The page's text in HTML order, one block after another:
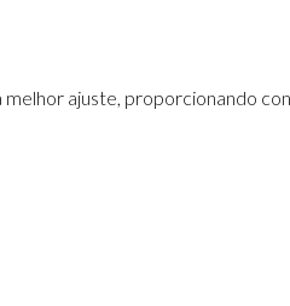
melhor ajuste, proporcionando